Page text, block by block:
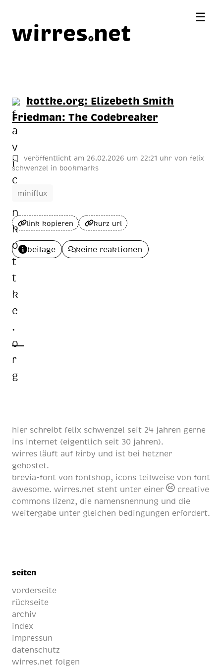
wirres net
kottke.org: Elizebeth Smith
Friedman: The Codebreaker
veröffentlicht am 26 02 2026 um 22:21 uhr vonfelix
schwenzel in bookmarks
miniflux
link kopieren kurz url
beilage keine reaktionen
hier schreibt felix schwenzel seit 24 jahren gerne
ins internet (eigentlich seit 30 jahren).
wirres läuft auf kirby und ist bei hetzner
gehostet.
brevia-font von fontshop, icons teilweise von font
awesome. wirres.net steht unter einer
creative
commons lizenz, die namensnennung und die
weitergabe unter gleichen bedingungen erfordert.
seiten
vorderseite
rückseite
archiv
index
impressun
datenschutz
wirres.net folgen
☰